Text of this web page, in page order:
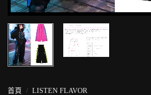
首頁 / LISTEN FLAVOR